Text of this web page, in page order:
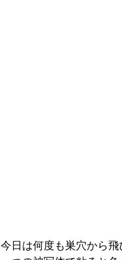
今日は何度も巣穴から飛